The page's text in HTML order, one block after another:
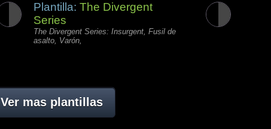
Plantilla: The Divergent
Series
The Divergent Series: Insurgent, Fusil de
asalto, Varón,
Ver mas plantillas